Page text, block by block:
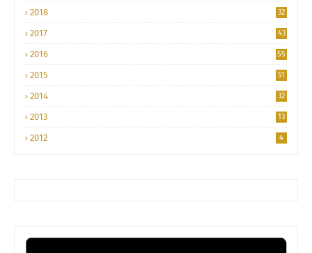
2018 32
2017 43
2016 55
2015 51
2014 32
2013 13
2012 4